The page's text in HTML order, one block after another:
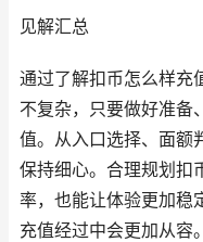
见解汇总
通过了解扣币怎么样充
不复杂，只要做好准备
值。从入口选择、面额
保持细心。合理规划扣
率，也能让体验更加稳
充值经过中会更加从容。